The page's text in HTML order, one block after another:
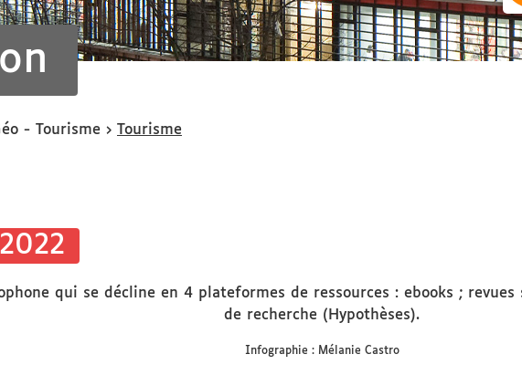
- Tourisme Tourisme
qui se décline en 4 plateformes de ressources : ebooks ;
de recherche (Hypothèses).
Infographie : Mélanie Castro